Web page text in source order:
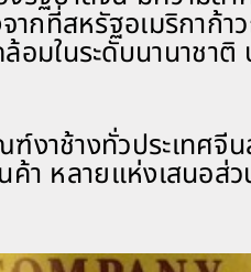
ากที่สหรัฐอเมริกาก้
มในระดับนานาชาติ
งาช้างทั่วประเทศจี
ค้า หลายแห่งเสนอส่